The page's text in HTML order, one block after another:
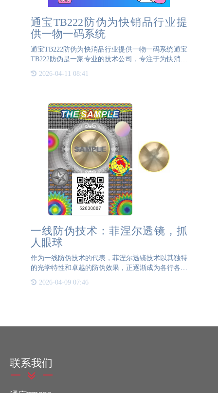
通宝TB222防伪为快销品行业提
供一物一码系统
通宝TB222防伪为快消品行业提供一物一码系统通宝
TB222防伪是一家专业的技术公司，专注于为快消品
行业提供一物一码积分系统。该系统利用先进的技术
生成可变二维码，这些二维码可以根据每次的扫描情
2026-04-11 08:41
一线防伪技术：菲涅尔透镜，抓
人眼球
作为一线防伪技术的代表，菲涅尔透镜技术以其独特
的光学特性和卓越的防伪效果，正逐渐成为各行各业
关注的焦点。 在防伪领域，菲涅尔透镜的应用可谓
是抓人眼球。首先，菲涅尔透镜的独特结构使其在视
2026-04-09 07:46
联系我们